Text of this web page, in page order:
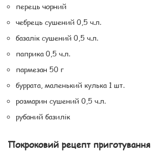
перець чорний
чебрець сушений 0,5 ч.л.
базалік сушений 0,5 ч.л.
паприка 0,5 ч.л.
пармезан 50 г
буррата, маленький кулька 1 шт.
розмарин сушений 0,5 ч.л.
рубаний базилік
Покроковий рецепт приготування